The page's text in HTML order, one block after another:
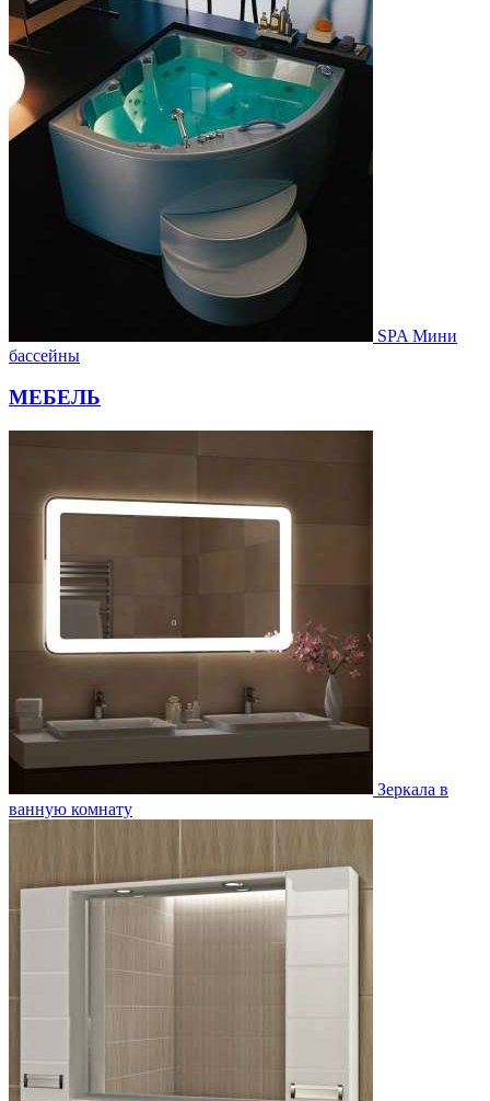
SPA Мини
бассейны
МЕБЕЛЬ
Зеркала в
ванную комнату